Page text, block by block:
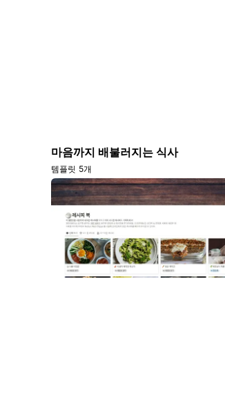
마음까지 배불러지는 식사
템플릿 5개